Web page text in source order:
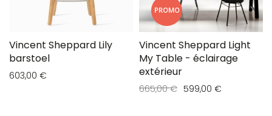
Vincent Sheppard Lily
barstoel
603,00 €
PROMO
Vincent Sheppard Light
My Table - éclairage
extérieur
599,00 €
665,00 €